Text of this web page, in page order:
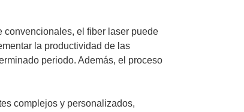
convencionales, el fiber laser puede
la productividad de las
periodo. Además, el proceso
complejos y personalizados,